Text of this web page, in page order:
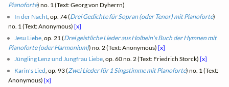
Pianoforte) no. 1 (Text: Georg von Dyherrn)
In der Nacht , op. 74 (Drei Gedichte für Sopran (oder Tenor) mit Pianoforte)
no. 1 (Text: Anonymous)[x]
Jesu Liebe , op. 21 (Drei geistliche Lieder aus Holbein's Buch der Hymnen mit
Pianoforte (oder Harmonium)) no. 2 (Text: Anonymous)[x]
Jüngling Lenz und Jungfrau Liebe, op. 60 no. 2 (Text: Friedrich Storck)[x]
Karin's Lied , op. 93 (Zwei Lieder für 1 Singstimme mit Pianoforte) no. 1 (Text:
Anonymous)[x]